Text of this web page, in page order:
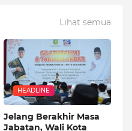
Lihat semua
HEADLINE
Jelang Berakhir Masa
Jabatan, Wali Kota